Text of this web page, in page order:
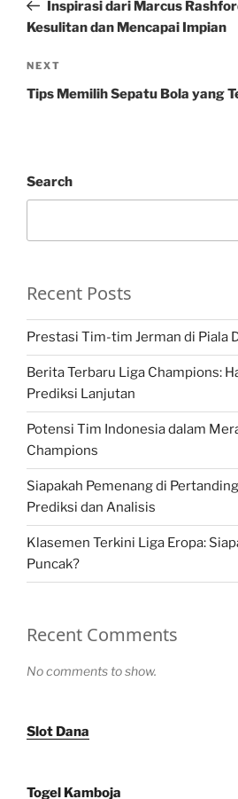
Inspirasi dari Marcus
Kesulitan dan Mencapai Impian
Next
Post
NEXT
Tips Memilih Sepatu Bola yang
Search
Recent Posts
Prestasi Tim-tim Jerman di Piala
Berita Terbaru Liga Champions:
Prediksi Lanjutan
Potensi Tim Indonesia dalam
Champions
Siapakah Pemenang di
Prediksi dan Analisis
Klasemen Terkini Liga Eropa:
Puncak?
Recent Comments
No comments to show.
Slot Dana
Togel Kamboja